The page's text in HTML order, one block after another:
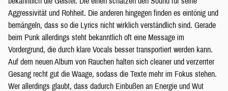
Aggressivität und Rohheit. Die anderen hingegen finden es eintönig und
bemängeln, dass so die Lyrics nicht wirklich verständlich sind. Gerade
beim Punk allerdings steht bekanntlich oft eine Message im
Vordergrund, die durch klare Vocals besser transportiert werden kann.
Auf dem neuen Album von Rauchen halten sich cleaner und verzerrter
Gesang recht gut die Waage, sodass die Texte mehr im Fokus stehen.
Wer allerdings glaubt, dass dadurch Einbußen an Energie und Wut